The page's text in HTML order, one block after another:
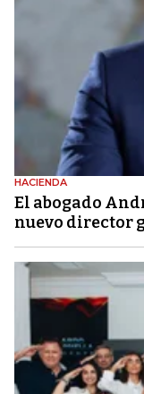
HACIENDA
El abogado
nuevo director